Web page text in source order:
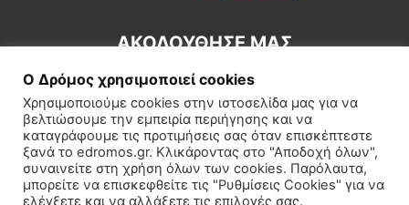
ΑΚΟΛΟΥΘΗΣΕ ΜΑΣ
Εγγραφή συνδρομητή Πολιτική Διεθνή Κοινωνία
Ο Δρόμος χρησιμοποιεί cookies
Χρησιμοποιούμε cookies στην ιστοσελίδα μας για να
βελτιώσουμε την εμπειρία περιήγησης και να
καταγράφουμε τις προτιμήσεις σας όταν επισκέπτεστε
ξανά το edromos.gr. Κλικάροντας στο "Αποδοχή όλων",
συναινείτε στη χρήση όλων των cookies. Παρόλαυτα,
μπορείτε να επισκεφθείτε τις "Ρυθμίσεις Cookies" για να
ελέγξετε και να αλλάξετε τις επιλογές σας.